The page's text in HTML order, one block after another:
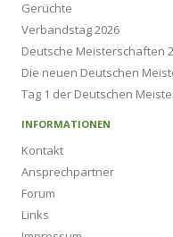
Gerüchte
Verbandstag 2026
Deutsche Meisterschaften
Die neuen Deutschen
Tag 1 der Deutschen
INFORMATIONEN
Kontakt
Ansprechpartner
Forum
Links